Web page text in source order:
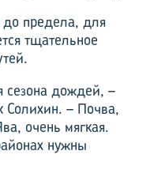
до предела, для
тщательное
сезона дождей, –
Солихин. – Почва,
очень мягкая.
нужны